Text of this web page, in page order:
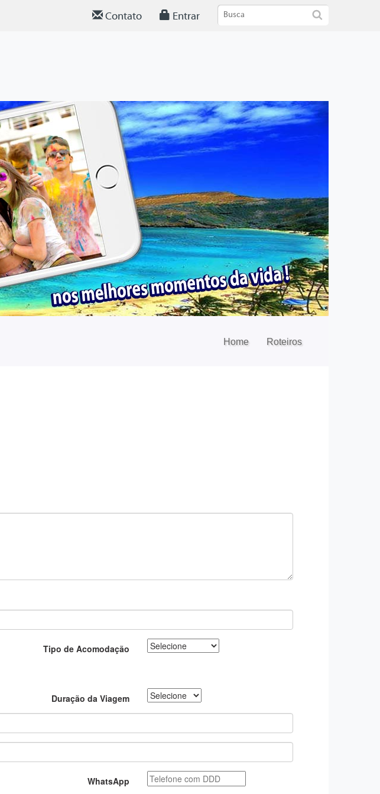
Contato Entrar
Home Roteiros
Tipo de Acomodação
Duração da Viagem
WhatsApp